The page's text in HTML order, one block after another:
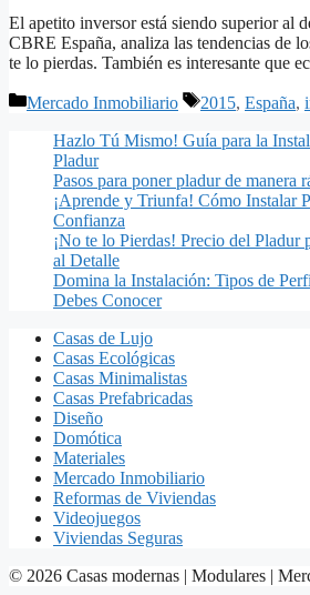
El apetito inversor está siendo superior al
CBRE España, analiza las tendencias de
te lo pierdas. También es interesante que
Categorías
Mercado Inmobiliario Etiquetas
2015, España,
Hazlo Tú Mismo! Guía para la
Pladur
Pasos para poner pladur de manera
¡Aprende y Triunfa! Cómo Instalar
Confianza
¡No te lo Pierdas! Precio del Pladur
al Detalle
Domina la Instalación: Tipos de
Debes Conocer
Casas de Lujo
Casas Ecológicas
Casas Minimalistas
Casas Prefabricadas
Diseño
Domótica
Materiales
Mercado Inmobiliario
Reformas de Viviendas
Videojuegos
Viviendas Seguras
© 2026 Casas modernas | Modulares |